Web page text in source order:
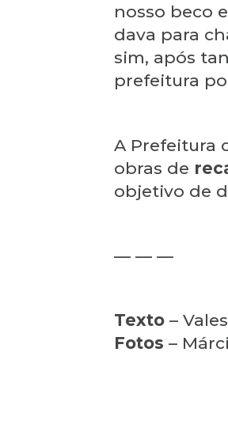
nosso beco
dava para
sim, após
prefeitura
A Prefeitura
obras de
objetivo de
— — —
Texto –
Fotos –